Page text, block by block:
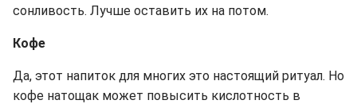
сонливость. Лучше оставить их на потом.
Кофе
Да, этот напиток для многих это настоящий ритуал. Но
кофе натощак может повысить кислотность в